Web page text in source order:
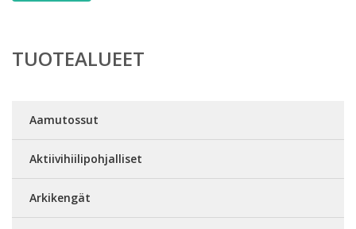
TUOTEALUEET
Aamutossut
Aktiivihiilipohjalliset
Arkikengät